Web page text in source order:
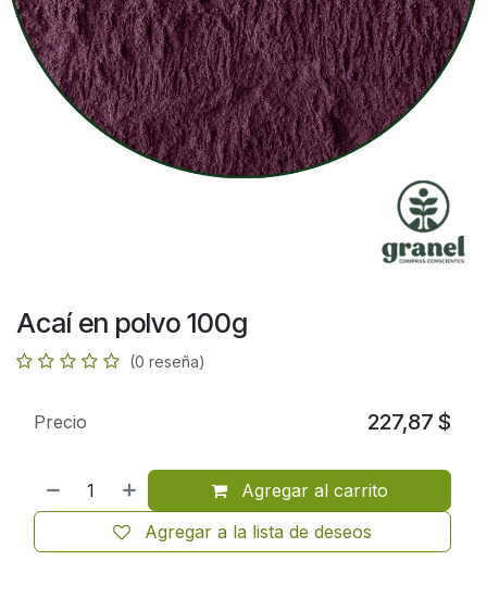
Acaí en polvo 100g
(0 reseña)
Agregar al carrito
Agregar a la lista de deseos
Precio 227,87 $